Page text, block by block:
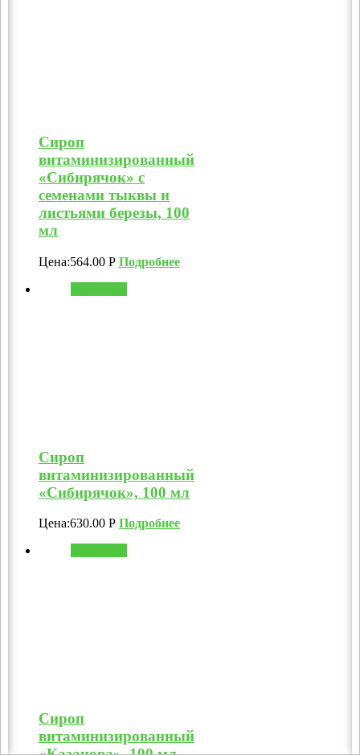
Сироп
витаминизированный
«Сибирячок» с
семенами тыквы и
листьями березы, 100
мл
Цена:564.00 Р Подробнее
Сироп
витаминизированный
«Сибирячок», 100 мл
Цена:630.00 Р Подробнее
Сироп
витаминизированный